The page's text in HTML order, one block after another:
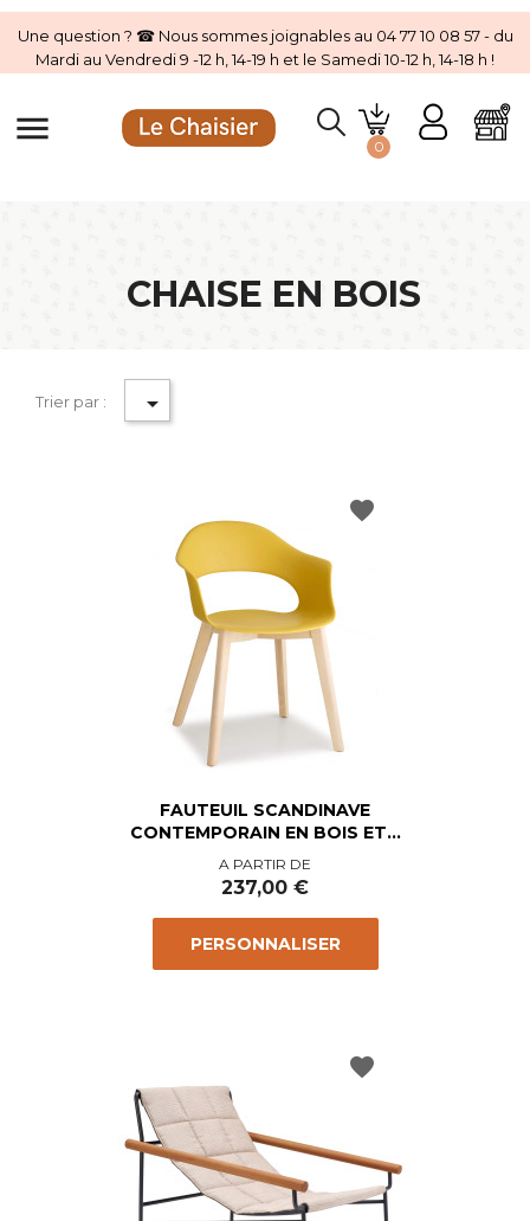
Une question ? ☎ Nous sommes joignables au 04 77 10 08 57 - du
Mardi au Vendredi 9 -12 h, 14-19 h et le Samedi 10-12 h, 14-18 h !
menu 0
CHAISE EN BOIS
Trier par : 
FAUTEUIL SCANDINAVE
CONTEMPORAIN EN BOIS ET...
Prix
A PARTIR DE
237,00 €
PERSONNALISER
favorite
favorite